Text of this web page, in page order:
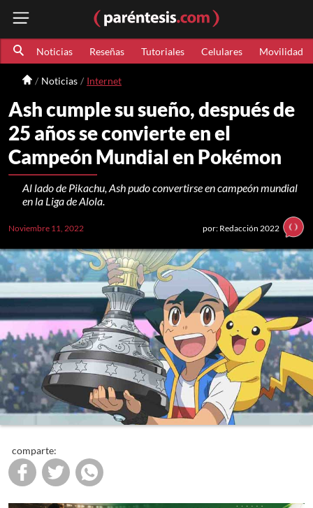
Noticias Reseñas Tutoriales Celulares Movilidad
Noticias Internet
Ash cumple su sueño, después de
25 años se convierte en el
Campeón Mundial en Pokémon
Al lado de Pikachu, Ash pudo convertirse en campeón mundial
en la Liga de Alola.
Noviembre 11, 2022 por: Redacción 2022
comparte: